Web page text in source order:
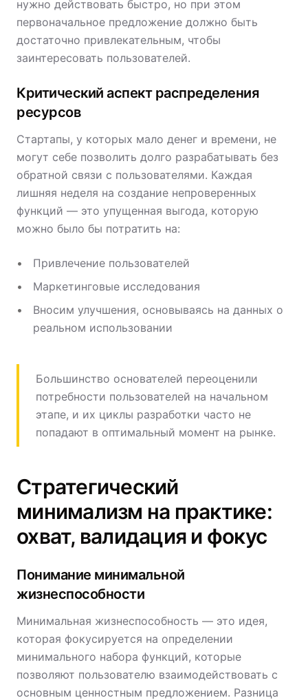
нужно действовать быстро, но при этом
первоначальное предложение должно быть
достаточно привлекательным, чтобы
заинтересовать пользователей.
Критический аспект распределения
ресурсов
Стартапы, у которых мало денег и времени, не
могут себе позволить долго разрабатывать без
обратной связи с пользователями. Каждая
лишняя неделя на создание непроверенных
функций — это упущенная выгода, которую
можно было бы потратить на:
Привлечение пользователей
Маркетинговые исследования
Вносим улучшения, основываясь на данных о
реальном использовании
Большинство основателей переоценили
потребности пользователей на начальном
этапе, и их циклы разработки часто не
попадают в оптимальный момент на рынке.
Стратегический
минимализм на практике:
охват, валидация и фокус
Понимание минимальной
жизнеспособности
Минимальная жизнеспособность — это идея,
которая фокусируется на определении
минимального набора функций, которые
позволяют пользователю взаимодействовать с
основным ценностным предложением. Разница